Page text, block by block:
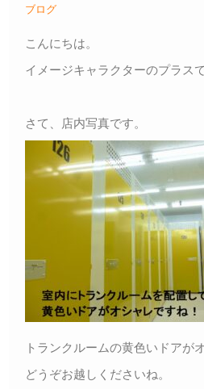
ブログ
こんにちは。
イメージキャラクターのプラスで
さて、店内写真です。
トランクルームの黄色いドアが
どうぞお越しくださいね。